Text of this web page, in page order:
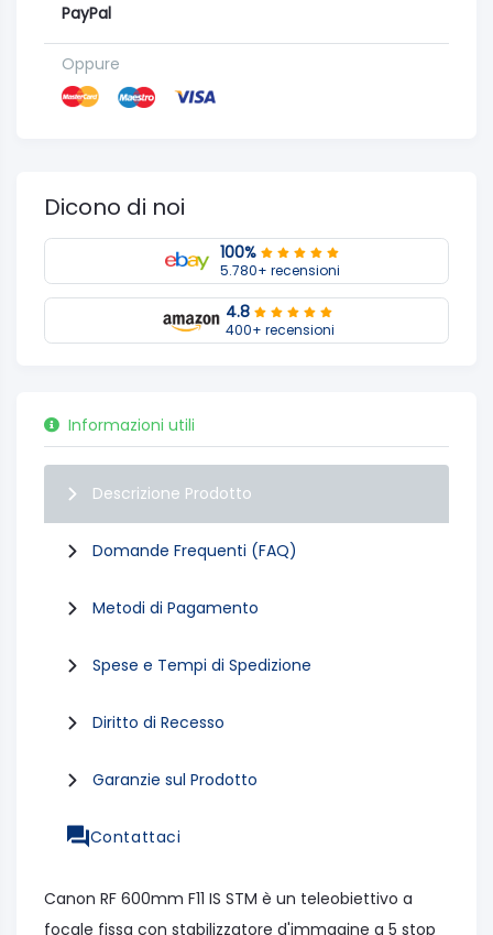
PayPal
Oppure
Dicono di noi
100%
5.780+ recensioni
4.8
400+ recensioni
Informazioni utili
Descrizione Prodotto
Domande Frequenti (FAQ)
Metodi di Pagamento
Spese e Tempi di Spedizione
Diritto di Recesso
Garanzie sul Prodotto
Contattaci
Canon RF 600mm F11 IS STM è un teleobiettivo a
focale fissa con stabilizzatore d'immagine a 5 stop